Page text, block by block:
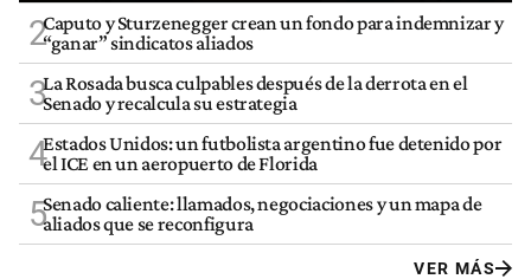
2Caputo y Sturzenegger crean un fondo para indemnizar y
“ganar” sindicatos aliados
3La Rosada busca culpables después de la derrota en el
Senado y recalcula su estrategia
4Estados Unidos: un futbolista argentino fue detenido por
el ICE en un aeropuerto de Florida
5Senado caliente: llamados, negociaciones y un mapa de
aliados que se reconfigura
VER MÁS